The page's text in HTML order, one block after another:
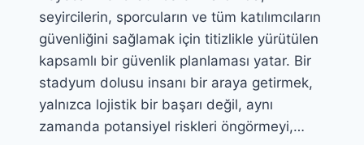
seyircilerin, sporcuların ve tüm katılımcıların
güvenliğini sağlamak için titizlikle yürütülen
kapsamlı bir güvenlik planlaması yatar. Bir
stadyum dolusu insanı bir araya getirmek,
yalnızca lojistik bir başarı değil, aynı
zamanda potansiyel riskleri öngörmeyi,…